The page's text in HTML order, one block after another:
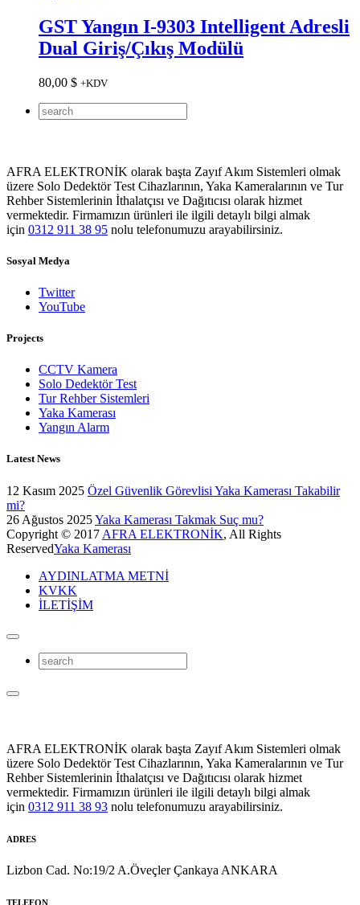
GST Yangın I-9303 Intelligent Adresli
Dual Giriş/Çıkış Modülü
80,00 $ +KDV
AFRA ELEKTRONİK olarak başta Zayıf Akım Sistemleri olmak
üzere Solo Dedektör Test Cihazlarının, Yaka Kameralarının ve Tur
Rehber Sistemlerinin İthalatçısı ve Dağıtıcısı olarak hizmet
vermektedir. Firmamızın ürünleri ile ilgili detaylı bilgi almak
için 0312 911 38 95 nolu telefonumuzu arayabilirsiniz.
Sosyal Medya
Twitter
YouTube
Projects
CCTV Kamera
Solo Dedektör Test
Tur Rehber Sistemleri
Yaka Kamerası
Yangın Alarm
Latest News
12 Kasım 2025 Özel Güvenlik Görevlisi Yaka Kamerası Takabilir
mi?
26 Ağustos 2025Yaka Kamerası Takmak Suç mu?
Copyright © 2017 AFRA ELEKTRONİK, All Rights
ReservedYaka Kamerası
AYDINLATMA METNİ
KVKK
İLETİŞİM
AFRA ELEKTRONİK olarak başta Zayıf Akım Sistemleri olmak
üzere Solo Dedektör Test Cihazlarının, Yaka Kameralarının ve Tur
Rehber Sistemlerinin İthalatçısı ve Dağıtıcısı olarak hizmet
vermektedir. Firmamızın ürünleri ile ilgili detaylı bilgi almak
için 0312 911 38 93 nolu telefonumuzu arayabilirsiniz.
ADRES
Lizbon Cad. No:19/2 A.Öveçler Çankaya ANKARA
TELEFON